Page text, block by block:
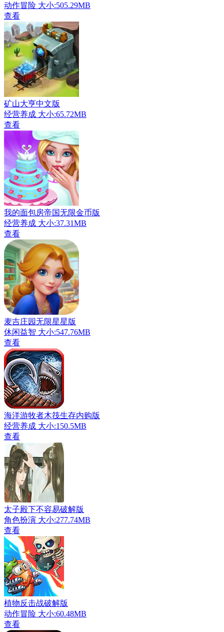
动作冒险 大小:505.29MB
查看
矿山大亨中文版
经营养成 大小:65.72MB
查看
我的面包房帝国无限金币版
经营养成 大小:37.31MB
查看
麦吉庄园无限星星版
休闲益智 大小:547.76MB
查看
海洋游牧者木筏生存内购版
经营养成 大小:150.5MB
查看
太子殿下不容易破解版
角色扮演 大小:277.74MB
查看
植物反击战破解版
动作冒险 大小:60.48MB
查看